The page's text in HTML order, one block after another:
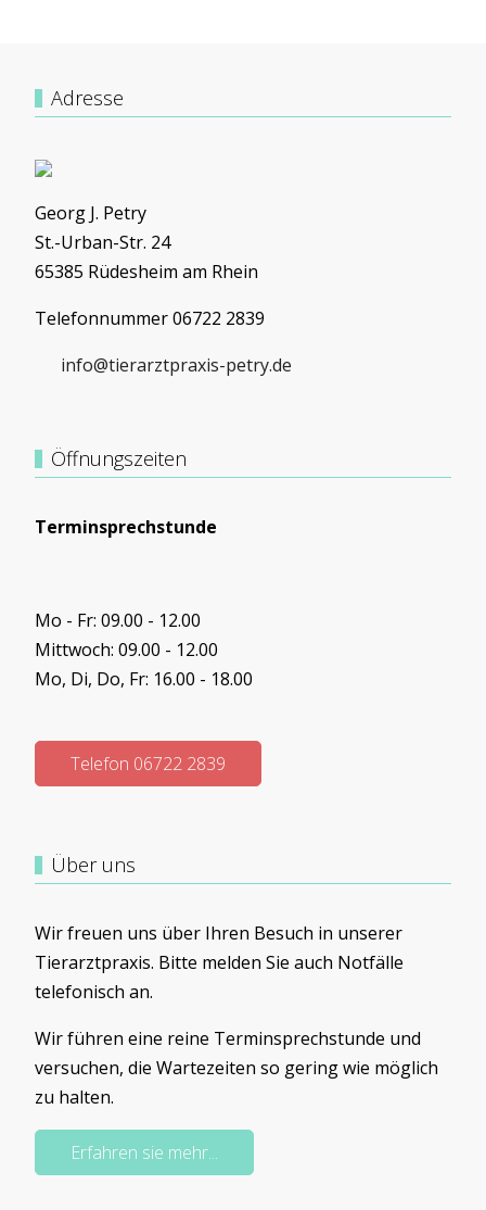
Adresse
Georg J. Petry
St.-Urban-Str. 24
65385 Rüdesheim am Rhein
Telefonnummer 06722 2839
info@tierarztpraxis-petry.de
Öffnungszeiten
Terminsprechstunde
Mo - Fr: 09.00 - 12.00
Mittwoch: 09.00 - 12.00
Mo, Di, Do, Fr: 16.00 - 18.00
Telefon 06722 2839
Über uns
Wir freuen uns über Ihren Besuch in unserer
Tierarztpraxis. Bitte melden Sie auch Notfälle
telefonisch an.
Wir führen eine reine Terminsprechstunde und
versuchen, die Wartezeiten so gering wie möglich
zu halten.
Erfahren sie mehr...